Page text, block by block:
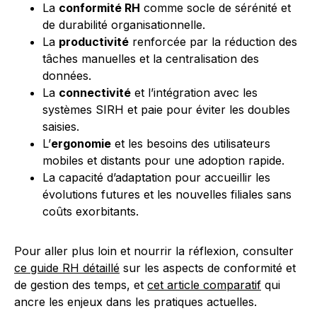
La conformité RH comme socle de sérénité et
de durabilité organisationnelle.
La productivité renforcée par la réduction des
tâches manuelles et la centralisation des
données.
La connectivité et l’intégration avec les
systèmes SIRH et paie pour éviter les doubles
saisies.
L’ergonomie et les besoins des utilisateurs
mobiles et distants pour une adoption rapide.
La capacité d’adaptation pour accueillir les
évolutions futures et les nouvelles filiales sans
coûts exorbitants.
Pour aller plus loin et nourrir la réflexion, consulter
ce guide RH détaillé sur les aspects de conformité et
de gestion des temps, et cet article comparatif qui
ancre les enjeux dans les pratiques actuelles.